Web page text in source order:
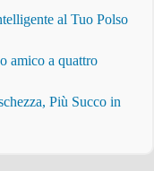
al Tuo Polso
amico a quattro
Più Succo in